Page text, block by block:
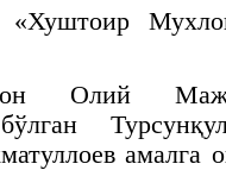
Олий
амалга